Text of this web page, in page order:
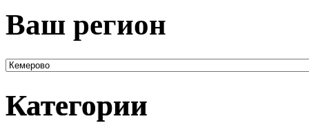
Ваш регион
Категории